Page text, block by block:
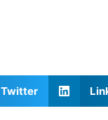
Twitter